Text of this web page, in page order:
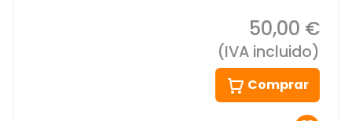
50,00 €
(IVA incluido)
Comprar